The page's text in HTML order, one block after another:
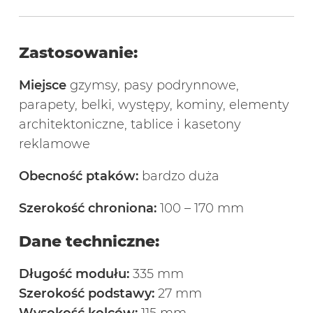
Zastosowanie:
Miejsce gzymsy, pasy podrynnowe,
parapety, belki, występy, kominy, elementy
architektoniczne, tablice i kasetony
reklamowe
Obecność ptaków: bardzo duża
Szerokość chroniona: 100 – 170 mm
Dane techniczne:
Długość modułu: 335 mm
Szerokość podstawy: 27 mm